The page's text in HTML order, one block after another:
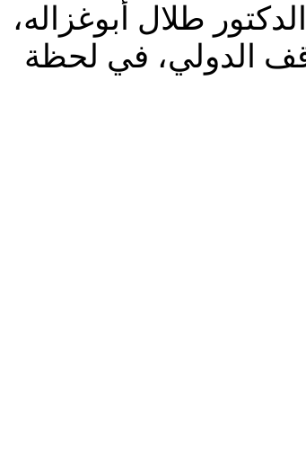
طلال أبوغزاله،
الدولي، في لحظة